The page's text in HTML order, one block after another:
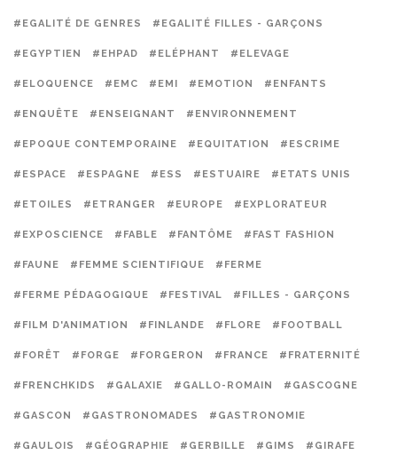
#EGALITÉ DE GENRES #EGALITÉ FILLES - GARÇONS
#EGYPTIEN #EHPAD #ELÉPHANT #ELEVAGE
#ELOQUENCE #EMC #EMI #EMOTION #ENFANTS
#ENQUÊTE #ENSEIGNANT #ENVIRONNEMENT
#EPOQUE CONTEMPORAINE #EQUITATION #ESCRIME
#ESPACE #ESPAGNE #ESS #ESTUAIRE #ETATS UNIS
#ETOILES #ETRANGER #EUROPE #EXPLORATEUR
#EXPOSCIENCE #FABLE #FANTÔME #FAST FASHION
#FAUNE #FEMME SCIENTIFIQUE #FERME
#FERME PÉDAGOGIQUE #FESTIVAL #FILLES - GARÇONS
#FILM D'ANIMATION #FINLANDE #FLORE #FOOTBALL
#FORÊT #FORGE #FORGERON #FRANCE #FRATERNITÉ
#FRENCHKIDS #GALAXIE #GALLO-ROMAIN #GASCOGNE
#GASCON #GASTRONOMADES #GASTRONOMIE
#GAULOIS #GÉOGRAPHIE #GERBILLE #GIMS #GIRAFE